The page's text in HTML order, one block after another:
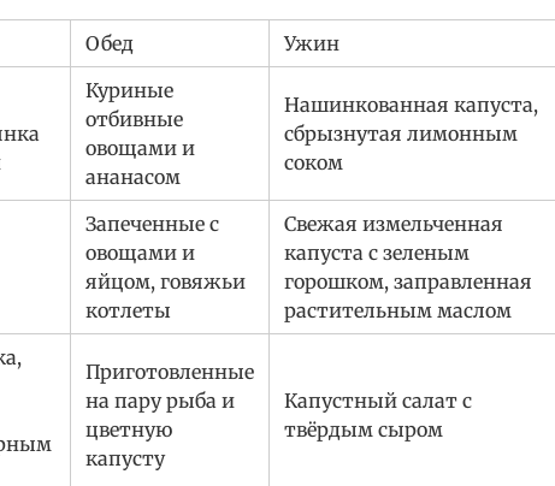
Обед Ужин
Куриные
отбивные
овощами и
ананасом
Нашинкованная капуста,
сбрызнутая лимонным
соком
Запеченные с
овощами и
яйцом, говяжьи
котлеты
Свежая измельченная
капуста с зеленым
горошком, заправленная
растительным маслом
Приготовленные
на пару рыба и
цветную
капусту
Капустный салат с
твёрдым сыром